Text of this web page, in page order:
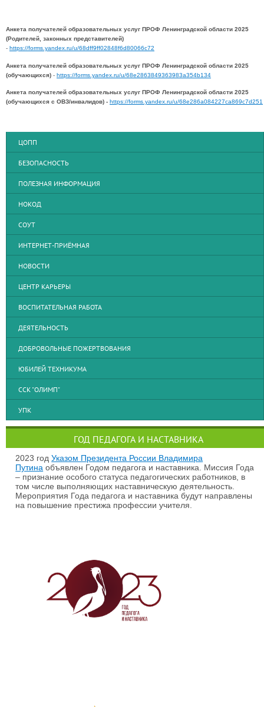
Анкета получателей образовательных услуг ПРОФ Ленинградской области 2025
(Родителей, законных представителей)
- https://forms.yandex.ru/u/68dff9ff02848f6d80066c72
Анкета получателей образовательных услуг ПРОФ Ленинградской области 2025
(обучающихся) - https://forms.yandex.ru/u/68e2863849363983a354b134
Анкета получателей образовательных услуг ПРОФ Ленинградской области 2025
(обучающихся с ОВЗ/инвалидов) - https://forms.yandex.ru/u/68e286a084227ca869c7d251
ЦОПП
БЕЗОПАСНОСТЬ
ПОЛЕЗНАЯ ИНФОРМАЦИЯ
НОКОД
СОУТ
ИНТЕРНЕТ-ПРИЁМНАЯ
НОВОСТИ
ЦЕНТР КАРЬЕРЫ
ВОСПИТАТЕЛЬНАЯ РАБОТА
ДЕЯТЕЛЬНОСТЬ
ДОБРОВОЛЬНЫЕ ПОЖЕРТВОВАНИЯ
ЮБИЛЕЙ ТЕХНИКУМА
ССК "ОЛИМП"
УПК
ГОД ПЕДАГОГА И НАСТАВНИКА
2023 годУказом Президента России Владимира
Путина объявлен Годом педагога и наставника. Миссия Года
– признание особого статуса педагогических работников, в
том числе выполняющих наставническую деятельность.
Мероприятия Года педагога и наставника будут направлены
на повышение престижа профессии учителя.